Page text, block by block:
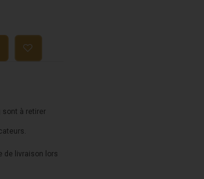
sont à retirer
de livraison lors